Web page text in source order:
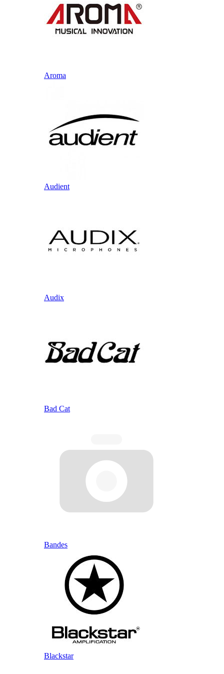
Aroma
Audient
Audix
Bad Cat
Bandes
Blackstar